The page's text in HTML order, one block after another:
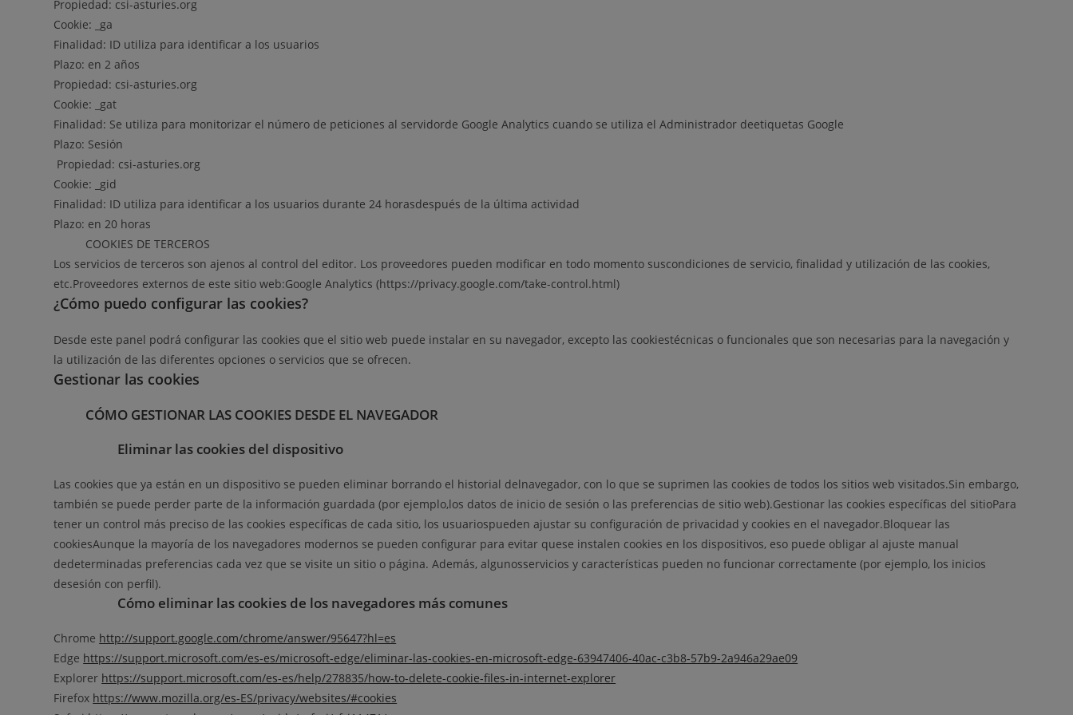
Propiedad: csi-asturies.org
Cookie: _ga
Finalidad: ID utiliza para identificar a los usuarios
Plazo: en 2 años
Propiedad: csi-asturies.org
Cookie: _gat
Finalidad: Se utiliza para monitorizar el número de peticiones al servidorde Google Analytics cuando se utiliza el Administrador deetiquetas Google
Plazo: Sesión
Propiedad: csi-asturies.org
Cookie: _gid
Finalidad: ID utiliza para identificar a los usuarios durante 24 horasdespués de la última actividad
Plazo: en 20 horas
COOKIES DE TERCEROS
Los servicios de terceros son ajenos al control del editor. Los proveedores pueden modificar en todo momento suscondiciones de servicio, finalidad y utilización de las cookies,
etc.Proveedores externos de este sitio web:Google Analytics (https://privacy.google.com/take-control.html)
¿Cómo puedo configurar las cookies?
Desde este panel podrá configurar las cookies que el sitio web puede instalar en su navegador, excepto las cookiestécnicas o funcionales que son necesarias para la navegación y
la utilización de las diferentes opciones o servicios que se ofrecen.
Gestionar las cookies
CÓMO GESTIONAR LAS COOKIES DESDE EL NAVEGADOR
Eliminar las cookies del dispositivo
Las cookies que ya están en un dispositivo se pueden eliminar borrando el historial delnavegador, con lo que se suprimen las cookies de todos los sitios web visitados.Sin embargo,
también se puede perder parte de la información guardada (por ejemplo,los datos de inicio de sesión o las preferencias de sitio web).Gestionar las cookies específicas del sitioPara
tener un control más preciso de las cookies específicas de cada sitio, los usuariospueden ajustar su configuración de privacidad y cookies en el navegador.Bloquear las
cookiesAunque la mayoría de los navegadores modernos se pueden configurar para evitar quese instalen cookies en los dispositivos, eso puede obligar al ajuste manual
dedeterminadas preferencias cada vez que se visite un sitio o página. Además, algunosservicios y características pueden no funcionar correctamente (por ejemplo, los inicios
desesión con perfil).
Cómo eliminar las cookies de los navegadores más comunes
Chrome http://support.google.com/chrome/answer/95647?hl=es
Edge https://support.microsoft.com/es-es/microsoft-edge/eliminar-las-cookies-en-microsoft-edge-63947406-40ac-c3b8-57b9-2a946a29ae09
Explorer https://support.microsoft.com/es-es/help/278835/how-to-delete-cookie-files-in-internet-explorer
Firefox https://www.mozilla.org/es-ES/privacy/websites/#cookies